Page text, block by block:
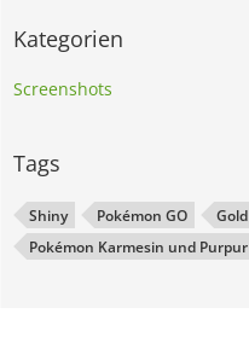
Kategorien
Screenshots
Tags
Shiny Pokémon GO Gold
Pokémon Karmesin und Purpur